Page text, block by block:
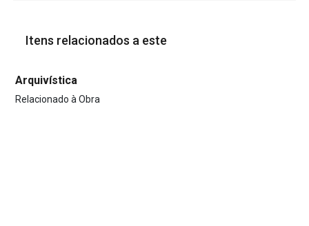
Itens relacionados a este
Arquivística
Relacionado à Obra